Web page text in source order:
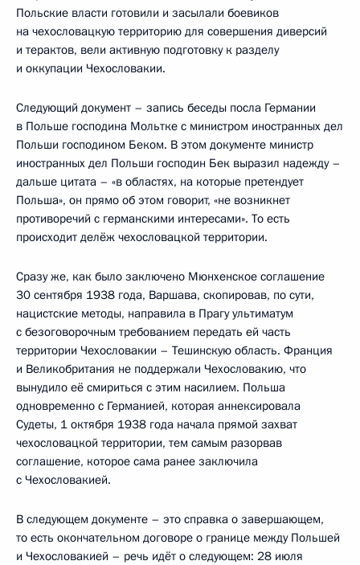
Польские власти готовили и засылали боевиков
на чехословацкую территорию для совершения диверсий
и терактов, вели активную подготовку к разделу
и оккупации Чехословакии.
Следующий документ – запись беседы посла Германии
в Польше господина Мольтке с министром иностранных дел
Польши господином Беком. В этом документе министр
иностранных дел Польши господин Бек выразил надежду –
дальше цитата – «в областях, на которые претендует
Польша», он прямо об этом говорит, «не возникнет
противоречий с германскими интересами». То есть
происходит делёж чехословацкой территории.
Сразу же, как было заключено Мюнхенское соглашение
30 сентября 1938 года, Варшава, скопировав, по сути,
нацистские методы, направила в Прагу ультиматум
с безоговорочным требованием передать ей часть
территории Чехословакии – Тешинскую область. Франция
и Великобритания не поддержали Чехословакию, что
вынудило её смириться с этим насилием. Польша
одновременно с Германией, которая аннексировала
Судеты, 1 октября 1938 года начала прямой захват
чехословацкой территории, тем самым разорвав
соглашение, которое сама ранее заключила
с Чехословакией.
В следующем документе – это справка о завершающем,
то есть окончательном договоре о границе между Польшей
и Чехословакией – речь идёт о следующем: 28 июля